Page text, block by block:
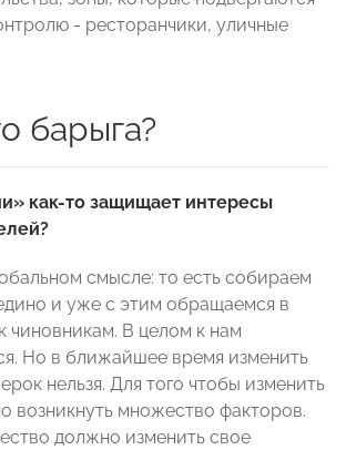
- ресторанчики, уличные
барыга?
как-то защищает интересы
смысле: то есть собираем
и уже с этим обращаемся в
чиновникам. В целом к нам
Но в ближайшее время изменить
нельзя. Для того чтобы изменить
возникнуть множество факторов.
должно изменить свое